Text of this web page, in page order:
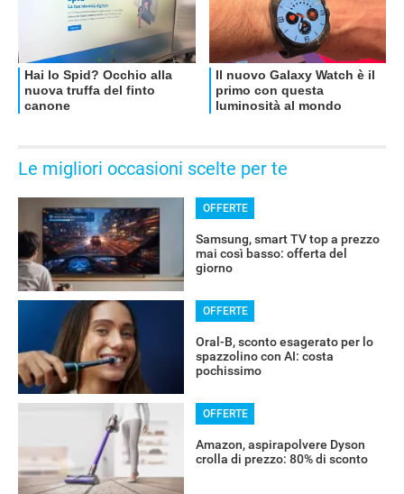
OFFERTE
Le migliori occasioni scelte per te
OFFERTE
Samsung, smart TV top a prezzo
mai così basso: offerta del
giorno
OFFERTE
Oral-B, sconto esagerato per lo
spazzolino con AI: costa
pochissimo
OFFERTE
Amazon, aspirapolvere Dyson
crolla di prezzo: 80% di sconto